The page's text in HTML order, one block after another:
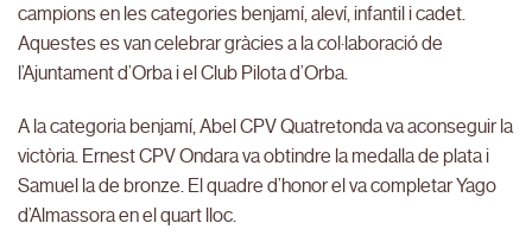
campions en les categories benjamí, aleví, infantil i cadet.
Aquestes es van celebrar gràcies a la col·laboració de
l’Ajuntament d’Orba i el Club Pilota d’Orba.
A la categoria benjamí, Abel CPV Quatretonda va aconseguir la
victòria. Ernest CPV Ondara va obtindre la medalla de plata i
Samuel la de bronze. El quadre d’honor el va completar Yago
d’Almassora en el quart lloc.